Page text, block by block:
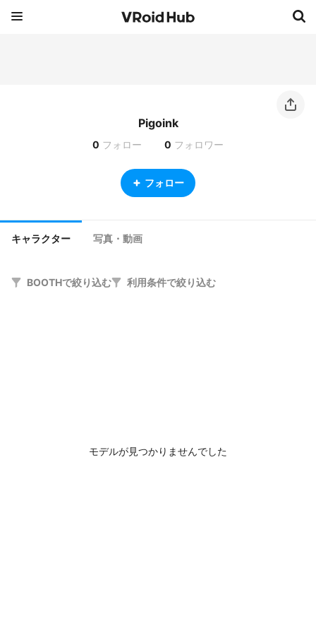
Pigoink
0 フォロー 0 フォロワー
フォロー
キャラクター 写真・動画
BOOTHで絞り込む 利用条件で絞り込む
モデルが見つかりませんでした